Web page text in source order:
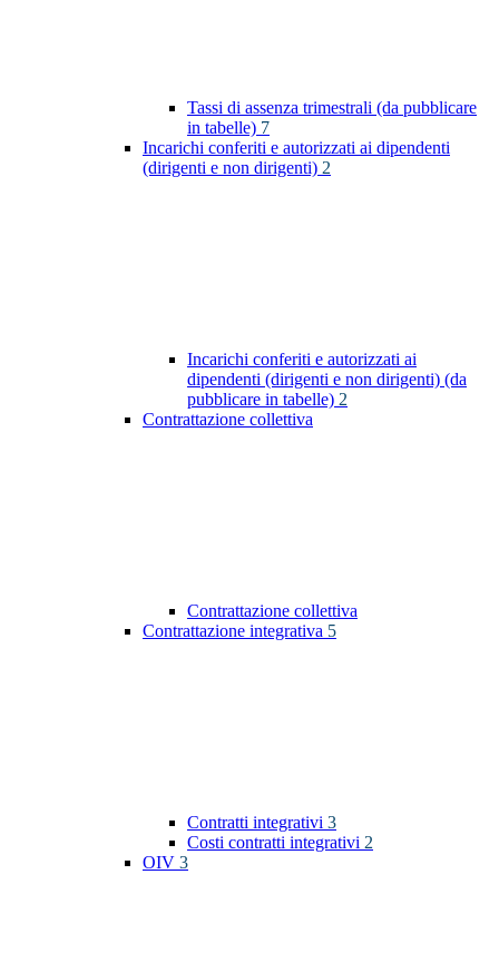
Tassi di assenza trimestrali (da pubblicare
in tabelle) 7
Incarichi conferiti e autorizzati ai dipendenti
(dirigenti e non dirigenti) 2
Incarichi conferiti e autorizzati ai
dipendenti (dirigenti e non dirigenti) (da
pubblicare in tabelle) 2
Contrattazione collettiva
Contrattazione collettiva
Contrattazione integrativa 5
Contratti integrativi 3
Costi contratti integrativi 2
OIV 3